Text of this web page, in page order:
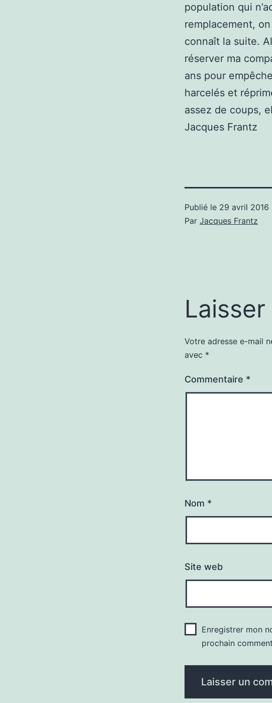
population qui
remplacement,
connaît la suite.
réserver ma
ans pour
harcelés et
assez de coups,
Jacques Frantz
Publié le 29 avril 2016
Par Jacques Frantz
Votre adresse e-mail
avec *
Commentaire *
Nom *
Site web
Enregistrer mon
prochain